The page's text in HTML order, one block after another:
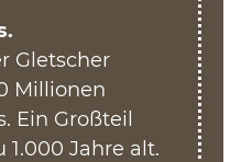
Gletscher
Millionen
Ein Großteil
1.000 Jahre alt.